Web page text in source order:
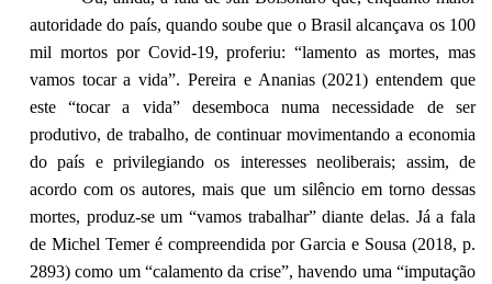
autoridade do país, quando soube que o Brasil alcançava os 100
mil mortos por Covid-19, proferiu: “lamento as mortes, mas
vamos tocar a vida”. Pereira e Ananias (2021) entendem que
este “tocar a vida” desemboca numa necessidade de ser
produtivo, de trabalho, de continuar movimentando a economia
do país e privilegiando os interesses neoliberais; assim, de
acordo com os autores, mais que um silêncio em torno dessas
mortes, produz-se um “vamos trabalhar” diante delas. Já a fala
de Michel Temer é compreendida por Garcia e Sousa (2018, p.
2893) como um “calamento da crise”, havendo uma “imputação